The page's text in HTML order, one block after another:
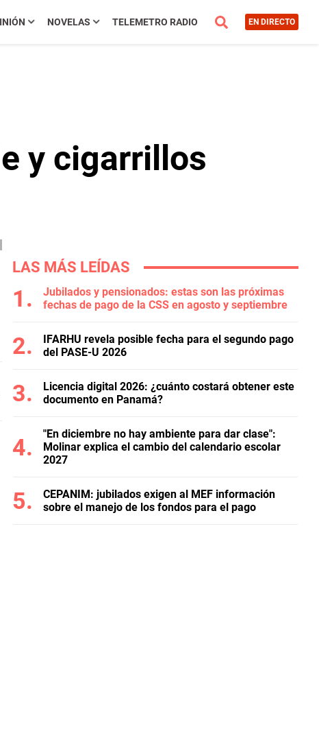
NOVELAS TELEMETRO RADIO EN DIRECTO
y cigarrillos
LAS MÁS LEÍDAS
Jubilados y pensionados: estas son las próximas
fechas de pago de la CSS en agosto y septiembre
IFARHU revela posible fecha para el segundo pago
del PASE-U 2026
Licencia digital 2026: ¿cuánto costará obtener este
documento en Panamá?
"En diciembre no hay ambiente para dar clase":
Molinar explica el cambio del calendario escolar
2027
CEPANIM: jubilados exigen al MEF información
sobre el manejo de los fondos para el pago